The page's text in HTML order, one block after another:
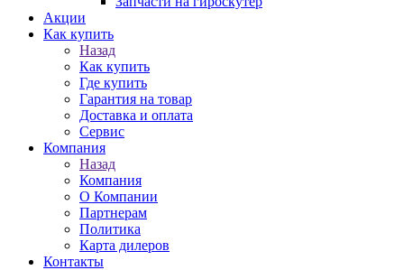
Акции
Как купить
Назад
Как купить
Где купить
Гарантия на товар
Доставка и оплата
Сервис
Компания
Назад
Компания
О Компании
Партнерам
Политика
Карта дилеров
Контакты